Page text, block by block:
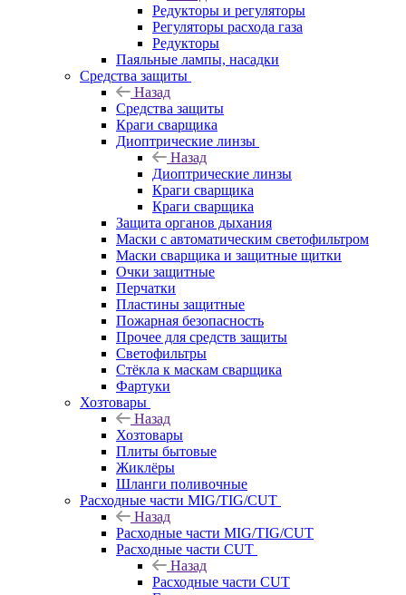
Редукторы и регуляторы
Регуляторы расхода газа
Редукторы
Паяльные лампы, насадки
Средства защиты
Назад
Средства защиты
Краги сварщика
Диоптрические линзы
Назад
Диоптрические линзы
Краги сварщика
Краги сварщика
Защита органов дыхания
Маски с автоматическим светофильтром
Маски сварщика и защитные щитки
Очки защитные
Перчатки
Пластины защитные
Пожарная безопасность
Прочее для средств защиты
Светофильтры
Стёкла к маскам сварщика
Фартуки
Хозтовары
Назад
Хозтовары
Плиты бытовые
Жиклёры
Шланги поливочные
Расходные части MIG/TIG/CUT
Назад
Расходные части MIG/TIG/CUT
Расходные части CUT
Назад
Расходные части CUT